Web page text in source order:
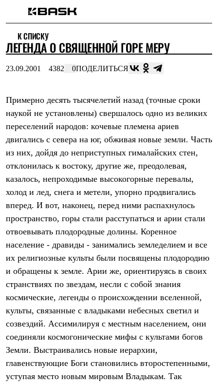
Интернет-магазин
Мужская одежда
Утепленная пухом
Куртки
Брюки
Утепленная синтетикой
Куртки
Брюки
Штормовая одежда
Куртки
Софтшелл одежда
Куртки
Флисовая одежда
Куртки
Брюки
Жилеты
Термобелье
Теплое термобелье
Легкое термобелье
Лёгкая одежда
Футболки
Рубашки
Толстовки
Брюки
Женская одежда
Утепленная пухом
Брюки
Жилеты
Утепленная синтетикой
Брюки
К СПИСКУ
ЛЕГЕНДА О СВЯЩЕННОЙ ГОРЕ МЕРУ
23.09.2001 4382 0ПОДЕЛИТЬСЯ
Примерно десять тысячелетий назад (точные сроки
наукой не установлены) свершалось одно из великих
переселений народов: кочевые племена ариев
двигались с севера на юг, обживая новые земли. Часть
из них, дойдя до неприступных гималайских стен,
отклонилась к востоку, другие же, преодолевая,
казалось, непроходимые высокогорные перевалы,
холод и лед, снега и метели, упорно продвигались
вперед. И вот, наконец, перед ними распахнулось
пространство, горы стали расступаться и арии стали
отвоевывать плодородные долины. Коренное
население - дравиды - занимались земледелием и все
их религиозные культы были посвящены плодородию
и обращены к земле. Арии же, ориентируясь в своих
странствиях по звездам, несли с собой знания
космические, легенды о происхождении вселенной,
культы, связанные с владыками небесных светил и
созвездий. Ассимилируя с местным населением, они
соединяли космогонические мифы с культами богов
Земли. Выстраивались новые иерархии,
главенствующие Боги становились второстепенными,
уступая место новым мировым Владыкам. Так